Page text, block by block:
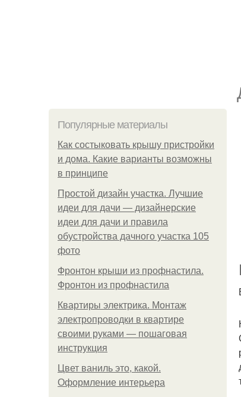
Популярные материалы
Как состыковать крышу пристройки
и дома. Какие варианты возможны
в принципе
Простой дизайн участка. Лучшие
идеи для дачи — дизайнерские
идеи для дачи и правила
обустройства дачного участка 105
фото
Фронтон крыши из профнастила.
Фронтон из профнастила
Квартиры электрика. Монтаж
электропроводки в квартире
своими руками — пошаговая
инструкция
Цвет ваниль это, какой.
Оформление интерьера